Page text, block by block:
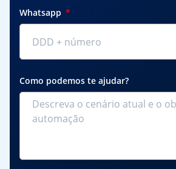
Whatsapp
Como podemos te ajudar?